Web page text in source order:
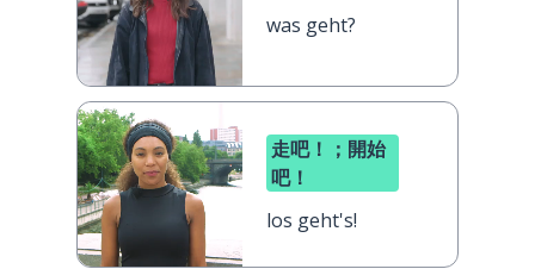
was geht?
走吧！；開始
吧！
los geht's!